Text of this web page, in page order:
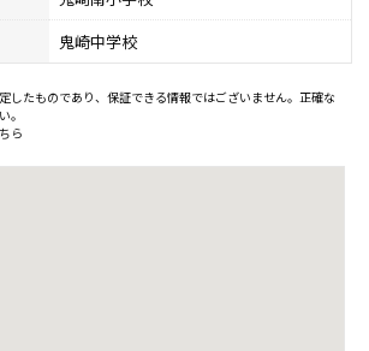
鬼崎中学校
したものであり、保証できる情報ではございません。正確な
。
ら